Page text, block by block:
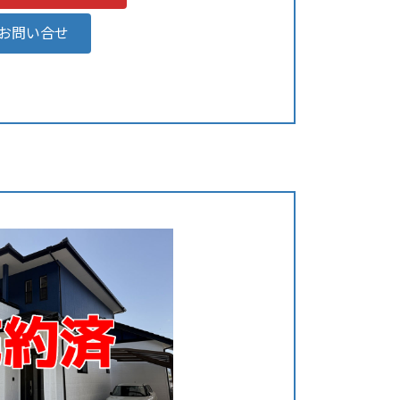
問い合せ